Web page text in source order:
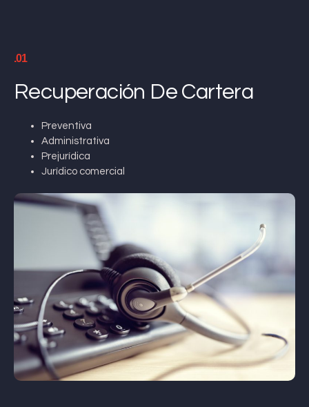
.01
Recuperación De Cartera
Preventiva
Administrativa
Prejurídica
Jurídico comercial